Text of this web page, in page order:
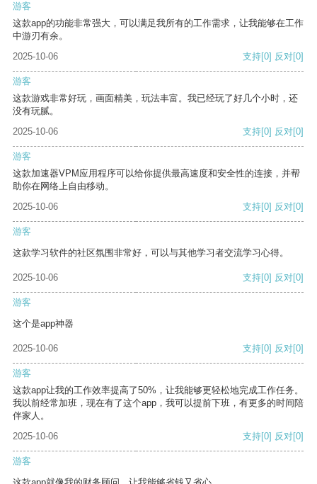
游客
这款app的功能非常强大，可以满足我所有的工作需求，让我能够在工作
中游刃有余。
2025-10-06
支持[0] 反对[0]
游客
这款游戏非常好玩，画面精美，玩法丰富。我已经玩了好几个小时，还
没有玩腻。
2025-10-06
支持[0] 反对[0]
游客
这款加速器VPM应用程序可以给你提供最高速度和安全性的连接，并帮
助你在网络上自由移动。
2025-10-06
支持[0] 反对[0]
游客
这款学习软件的社区氛围非常好，可以与其他学习者交流学习心得。
2025-10-06 支持[0] 反对[0]
游客
这个是app神器
2025-10-06 支持[0] 反对[0]
游客
这款app让我的工作效率提高了50%，让我能够更轻松地完成工作任务。
我以前经常加班，现在有了这个app，我可以提前下班，有更多的时间陪
伴家人。
2025-10-06
支持[0] 反对[0]
游客